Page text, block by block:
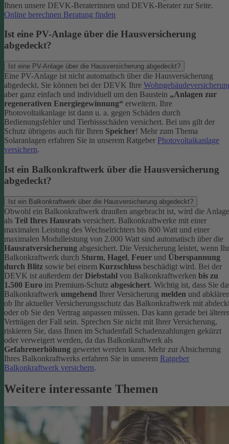
Ihnen unsere DEVK-Beraterinnen und DEVK-Berater zur Seite.
Online berechnen Beratung finden
Ist eine PV-Anlage über die Hausversicherung
abgedeckt?
Ist eine PV-Anlage über die Hausversicherung abgedeckt?
Eine PV-Anlage ist nicht automatisch über die Hausversicherung
abgedeckt. Sie können bei der DEVK Ihre
aber ganz einfach und individuell um den Baustein „Anlagen zur
regenerativen Energiegewinnung“ erweitern. Ihre
Photovoltaikanlage ist dann u. a. gegen Schäden durch
Bedienungsfehler und Tierbissschäden versichert. Bei uns gilt der
Schutz übrigens auch für Ihren Speicher! Mehr zum Thema
Solaranlagen erfahren Sie in unserem Ratgeber Photovoltaikanlage
versichern.
Ist ein Balkonkraftwerk über die Hausversicherung
abgedeckt?
Ist ein Balkonkraftwerk über die Hausversicherung abgedeckt?
Obwohl ein Balkonkraftwerk draußen angebracht ist, wird die Anlage
als Teil Ihres Hausrats versichert. Balkonkraftwerke mit einer
maximalen Leistung des Wechselrichters bis 800 Watt und einer
maximalen Modulleistung von 2.000 Watt sind automatisch über die
Hausratversicherung abgesichert. Die Versicherung leistet, wenn Ihr
Balkonkraftwerk durch Sturm, Hagel, Feuer und Überspannung
durch Blitz sowie bei einem Kurzschluss beschädigt wird. Bei der
DEVK ist außerdem der Diebstahl von Balkonkraftwerken bis zu
1.500 Euro im Premium-Schutz abgesichert. Wichtig ist, dass Sie
Balkonkraftwerk umgehend Ihrer Versicherung melden und
ob Ihr aktueller Versicherungsschutz das Balkonkraftwerk mit
oder ob Sie den Vertrag anpassen müssen. Das kann gerade bei
Verträgen der Fall sein. Sprechen Sie nicht mit Ihrer Versicherung,
riskieren Sie, dass Ihnen im Schadenfall Schadenzahlungen gekürzt
oder verweigert werden, da das Balkonkraftwerk als
Gefahrenerhöhung gewertet werden kann. Mehr zur Absicherung
Ihres Balkonkraftwerks erfahren Sie in unserem Ratgeber
Balkonkraftwerk versichern.
Weitere interessante Themen